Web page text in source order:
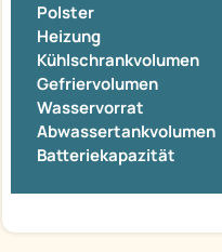
Polster
Heizung
Kühlschrankvolumen
Gefriervolumen
Wasservorrat
Abwassertankvolumen
Batteriekapazität